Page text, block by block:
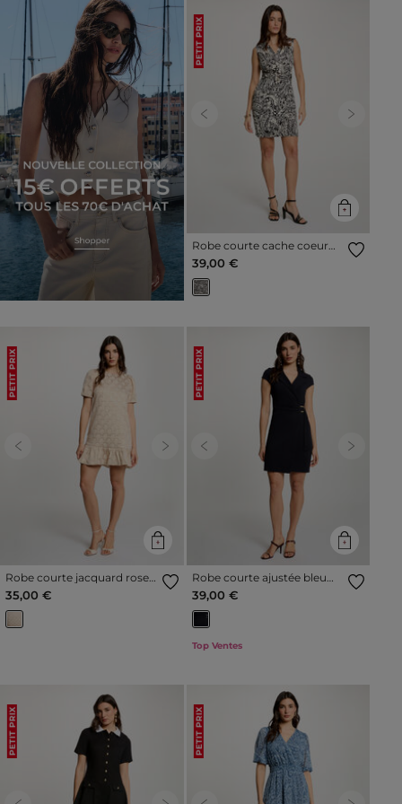
PETIT PRIX
Previous Next
Robe courte cache coeur
noir femme
39,00 €
PETIT PRIX
Previous Next
Robe courte jacquard rose
pastel femme
35,00 €
PETIT PRIX
Previous Next
Robe courte ajustée bleu
marine femme
39,00 €
Top Ventes
PETIT PRIX PETIT PRIX